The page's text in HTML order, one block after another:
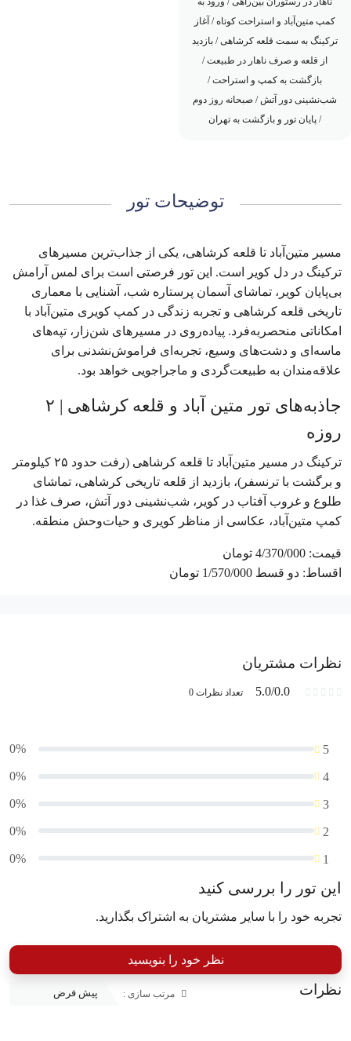
کمپ متین‌آباد و استراحت کوتاه / آغاز
ترکینگ به سمت قلعه کرشاهی / بازدید
از قلعه و صرف ناهار در طبیعت /
بازگشت به کمپ و استراحت /
شب‌نشینی دور آتش / صبحانه روز دوم
/ پایان تور و بازگشت به تهران
توضیحات تور
مسیر متین‌آباد تا قلعه کرشاهی، یکی از جذاب‌ترین مسیرهای
ترکینگ در دل کویر است. این تور فرصتی است برای لمس آرامش
بی‌پایان کویر، تماشای آسمان پرستاره شب، آشنایی با معماری
تاریخی قلعه کرشاهی و تجربه زندگی در کمپ کویری متین‌آباد با
امکاناتی منحصربه‌فرد. پیاده‌روی در مسیرهای شن‌زار، تپه‌های
ماسه‌ای و دشت‌های وسیع، تجربه‌ای فراموش‌نشدنی برای
علاقه‌مندان به طبیعت‌گردی و ماجراجویی خواهد بود.
جاذبه‌های تور متین آباد و قلعه کرشاهی | ۲
روزه
ترکینگ در مسیر متین‌آباد تا قلعه کرشاهی (رفت حدود ۲۵ کیلومتر
و برگشت با ترنسفر)، بازدید از قلعه تاریخی کرشاهی، تماشای
طلوع و غروب آفتاب در کویر، شب‌نشینی دور آتش، صرف غذا در
کمپ متین‌آباد، عکاسی از مناظر کویری و حیات‌وحش منطقه.
قیمت: 4/370/000 تومان
اقساط: دو قسط 1/570/000 تومان
نظرات مشتریان
5.0/0.0 تعداد نظرات 0
5
0%
4
0%
3
0%
2
0%
1
0%
این تور را بررسی کنید
تجربه خود را با سایر مشتریان به اشتراک بگذارید.
نظر خود را بنویسید
نظرات مرتب سازی :